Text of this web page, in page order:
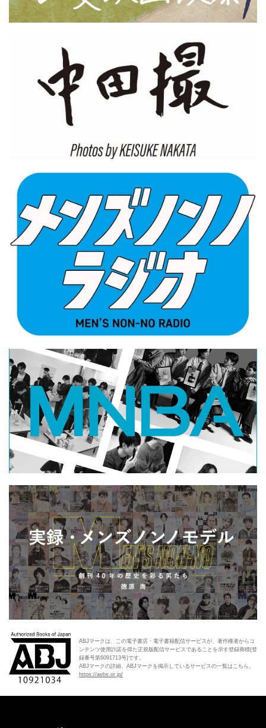
ABJマークは、この電子書店・電子書籍配信サービスが、著作権者からコ
ンテンツ使用許諾を得た正規版配信サービスであることを示す登録商標(登
録番号第6091713号)です。
ABJマークの詳細、ABJマークを掲示しているサービスの一覧はこちら。
https://aebs.or.jp/